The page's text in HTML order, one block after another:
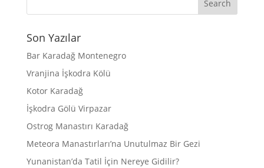
Son Yazılar
Bar Karadağ Montenegro
Vranjina İşkodra Kölü
Kotor Karadağ
İşkodra Gölü Virpazar
Ostrog Manastırı Karadağ
Meteora Manastırları’na Unutulmaz Bir Gezi
Yunanistan’da Tatil İçin Nereye Gidilir?